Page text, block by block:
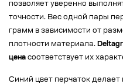
позволяет уверенно
точности. Вес одной пары
грамм в зависимости от
плотности материала.
цена соответствует их
Синий цвет перчаток